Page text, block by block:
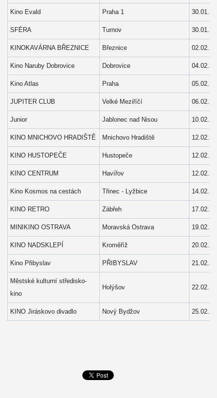
Kino Evald Praha 1
SFÉRA Turnov
KINOKAVÁRNA BŘEZNICE Březnice
Kino Naruby Dobrovice Dobrovice
Kino Atlas Praha
JUPITER CLUB Velké Meziříčí
Junior Jablonec nad Nisou
KINO MNICHOVO HRADIŠTĚ Mnichovo Hradiště
KINO HUSTOPEČE Hustopeče
KINO CENTRUM Havířov
Kino Kosmos na cestách Třinec - Lyžbice
KINO RETRO Zábřeh
MINIKINO OSTRAVA Moravská Ostrava
KINO NADSKLEPÍ Kroměříž
Kino Přibyslav PŘIBYSLAV
Městské kulturní středisko-
kino
Holýšov
KINO Jiráskovo divadlo Nový Bydžov